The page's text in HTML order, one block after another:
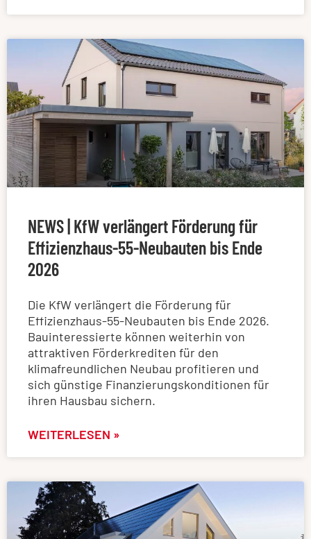
NEWS | KfW verlängert Förderung für
Effizienzhaus-55-Neubauten bis Ende
2026
Die KfW verlängert die Förderung für
Effizienzhaus-55-Neubauten bis Ende 2026.
Bauinteressierte können weiterhin von
attraktiven Förderkrediten für den
klimafreundlichen Neubau profitieren und
sich günstige Finanzierungskonditionen für
ihren Hausbau sichern.
WEITERLESEN »